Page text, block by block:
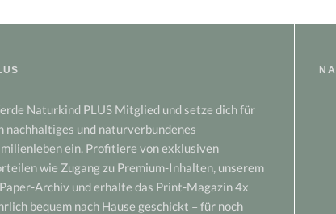
Naturkind PLUS Mitglied und setze dich für
nachhaltiges und naturverbundenes
ein. Profitiere von exklusiven
wie Zugang zu Premium-Inhalten, unserem
Archiv und erhalte das Print-Magazin 4x
bequem nach Hause geschickt – für noch